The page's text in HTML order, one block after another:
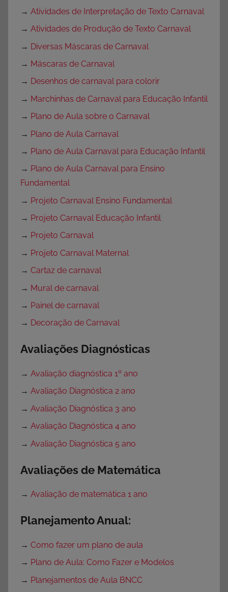
→ Atividades de Interpretação de Texto Carnaval
→ Atividades de Produção de Texto Carnaval
→ Diversas Máscaras de Carnaval
→ Máscaras de Carnaval
→ Desenhos de carnaval para colorir
→ Marchinhas de Carnaval para Educação Infantil
→ Plano de Aula sobre o Carnaval
→ Plano de Aula Carnaval
→ Plano de Aula Carnaval para Educação Infantil
→ Plano de Aula Carnaval para Ensino
Fundamental
→ Projeto Carnaval Ensino Fundamental
→ Projeto Carnaval Educação Infantil
→ Projeto Carnaval
→ Projeto Carnaval Maternal
→ Cartaz de carnaval
→ Mural de carnaval
→ Painel de carnaval
→ Decoração de Carnaval
Avaliações Diagnósticas
→ Avaliação diagnóstica 1º ano
→ Avaliação Diagnóstica 2 ano
→ Avaliação Diagnóstica 3 ano
→ Avaliação Diagnóstica 4 ano
→ Avaliação Diagnóstica 5 ano
Avaliações de Matemática
→ Avaliação de matemática 1 ano
Planejamento Anual:
→ Como fazer um plano de aula
→ Plano de Aula: Como Fazer e Modelos
→ Planejamentos de Aula BNCC